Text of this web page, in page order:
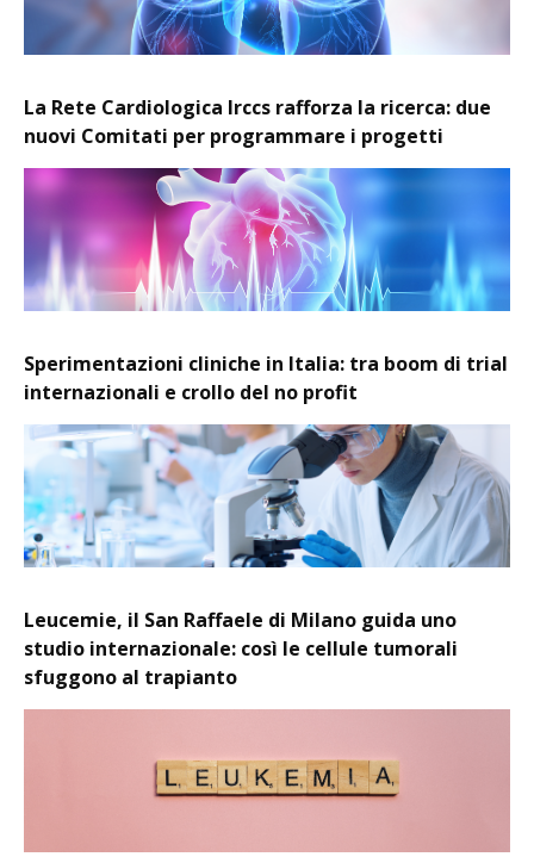
La Rete Cardiologica Irccs rafforza la ricerca: due
nuovi Comitati per programmare i progetti
Sperimentazioni cliniche in Italia: tra boom di trial
internazionali e crollo del no profit
Leucemie, il San Raffaele di Milano guida uno
studio internazionale: così le cellule tumorali
sfuggono al trapianto